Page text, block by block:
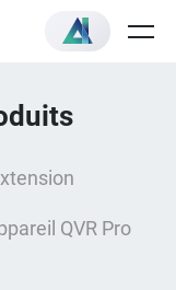
QVR Pro